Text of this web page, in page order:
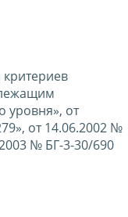
уровня», от
от 14.06.2002 №
№ БГ-3-30/690